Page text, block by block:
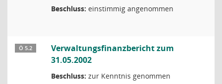
Beschluss: einstimmig angenommen
Ö 5.2
Verwaltungsfinanzbericht zum
31.05.2002
Beschluss: zur Kenntnis genommen